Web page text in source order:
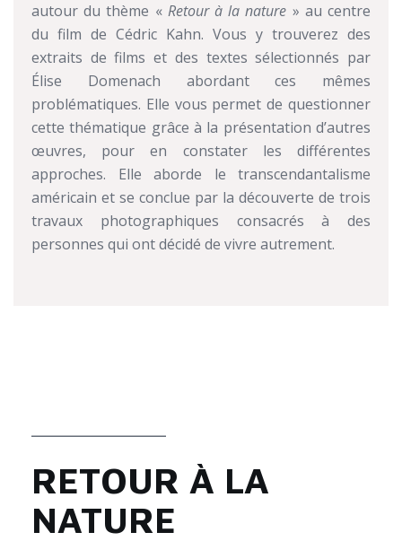
autour du thème « Retour à la nature » au centre
du film de Cédric Kahn. Vous y trouverez des
extraits de films et des textes sélectionnés par
Élise Domenach abordant ces mêmes
problématiques. Elle vous permet de questionner
cette thématique grâce à la présentation d’autres
œuvres, pour en constater les différentes
approches. Elle aborde le transcendantalisme
américain et se conclue par la découverte de trois
travaux photographiques consacrés à des
personnes qui ont décidé de vivre autrement.
RETOUR À LA
NATURE